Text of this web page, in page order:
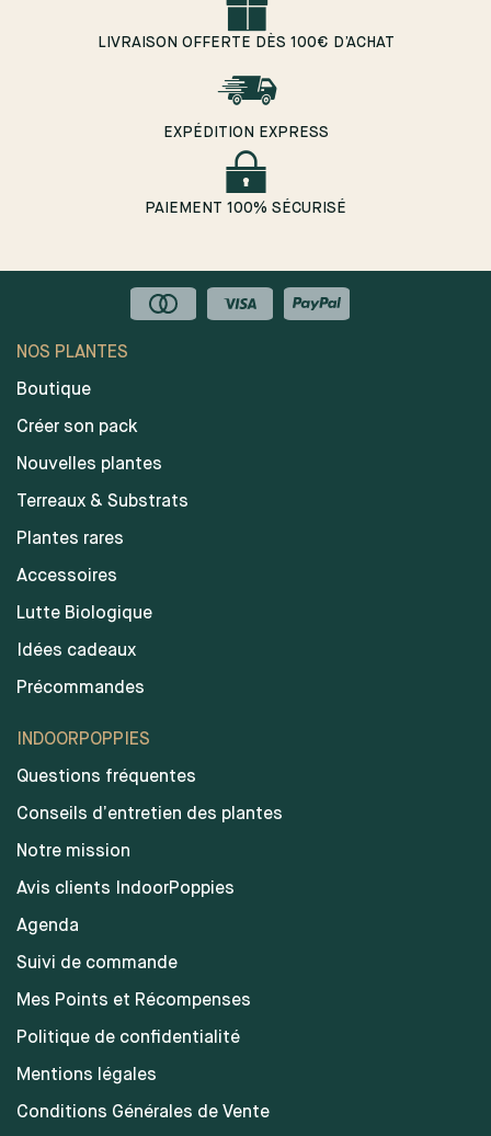
LIVRAISON OFFERTE DÈS 100€ D’ACHAT
EXPÉDITION EXPRESS
PAIEMENT 100% SÉCURISÉ
NOS PLANTES
Boutique
Créer son pack
Nouvelles plantes
Terreaux & Substrats
Plantes rares
Accessoires
Lutte Biologique
Idées cadeaux
Précommandes
INDOORPOPPIES
Questions fréquentes
Conseils d’entretien des plantes
Notre mission
Avis clients IndoorPoppies
Agenda
Suivi de commande
Mes Points et Récompenses
Politique de confidentialité
Mentions légales
Conditions Générales de Vente